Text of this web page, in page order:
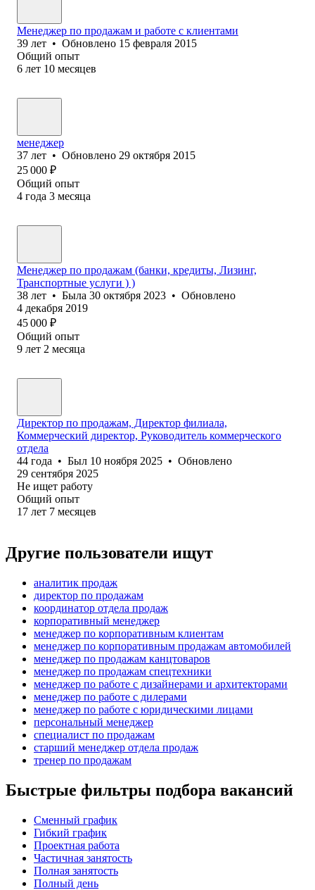
Менеджер по продажам и работе с клиентами
39 лет • Обновлено 15 февраля 2015
Общий опыт
6 лет 10 месяцев
менеджер
37 лет • Обновлено 29 октября 2015
25 000 ₽
Общий опыт
4 года 3 месяца
Менеджер по продажам (банки, кредиты, Лизинг,
Транспортные услуги ) )
38 лет • Была 30 октября 2023 • Обновлено
4 декабря 2019
45 000 ₽
Общий опыт
9 лет 2 месяца
Директор по продажам, Директор филиала,
Коммерческий директор, Руководитель коммерческого
отдела
44 года • Был 10 ноября 2025 • Обновлено
29 сентября 2025
Не ищет работу
Общий опыт
17 лет 7 месяцев
Другие пользователи ищут
аналитик продаж
директор по продажам
координатор отдела продаж
корпоративный менеджер
менеджер по корпоративным клиентам
менеджер по корпоративным продажам автомобилей
менеджер по продажам канцтоваров
менеджер по продажам спецтехники
менеджер по работе с дизайнерами и архитекторами
менеджер по работе с дилерами
менеджер по работе с юридическими лицами
персональный менеджер
специалист по продажам
старший менеджер отдела продаж
тренер по продажам
Быстрые фильтры подбора вакансий
Сменный график
Гибкий график
Проектная работа
Частичная занятость
Полная занятость
Полный день